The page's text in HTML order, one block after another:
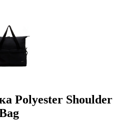
Polyester Shoulder